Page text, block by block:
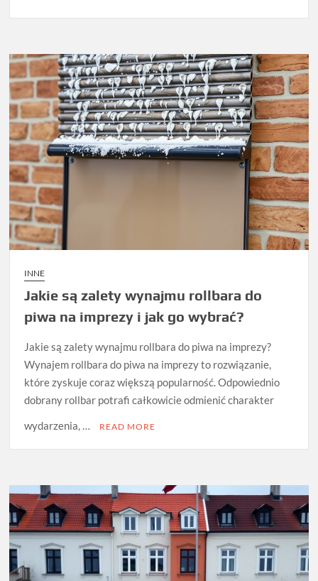
INNE
Jakie są zalety wynajmu rollbara do
piwa na imprezy i jak go wybrać?
Jakie są zalety wynajmu rollbara do piwa na imprezy?
Wynajem rollbara do piwa na imprezy to rozwiązanie,
które zyskuje coraz większą popularność. Odpowiednio
dobrany rollbar potrafi całkowicie odmienić charakter
wydarzenia, …
READ MORE